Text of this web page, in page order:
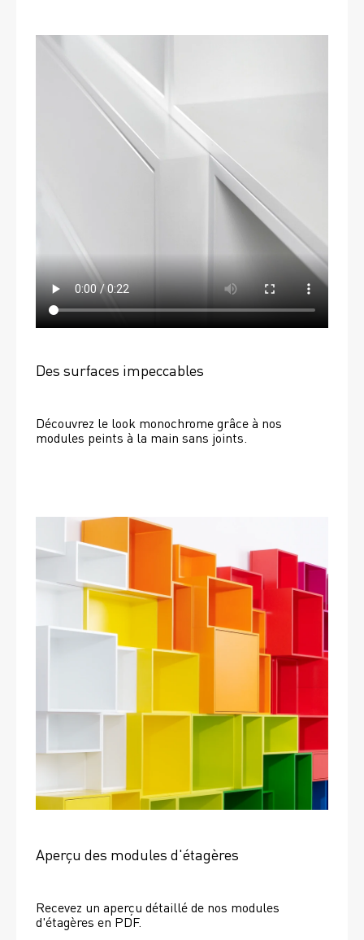
Des surfaces impeccables
Découvrez le look monochrome grâce à nos
modules peints à la main sans joints.
Aperçu des modules d'étagères
Recevez un aperçu détaillé de nos modules
d'étagères en PDF.